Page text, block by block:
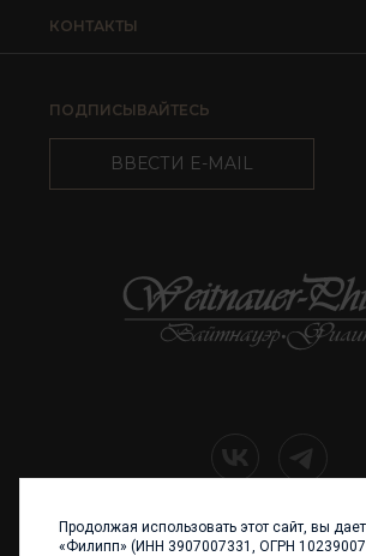
КОНТАКТЫ
ПОДПИСЫВАЙТЕСЬ
ВВЕСТИ E-MAIL
+7 (4012) 960 898
Продолжая использовать этот сайт, вы
«Филипп» (ИНН 3907007331, ОГРН